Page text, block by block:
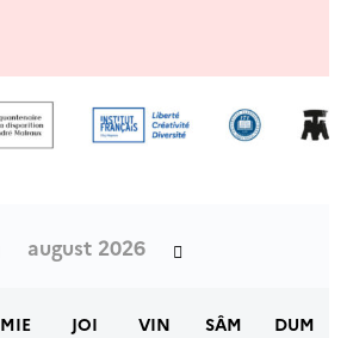
august 2026
MIE JOI VIN SÂM DUM